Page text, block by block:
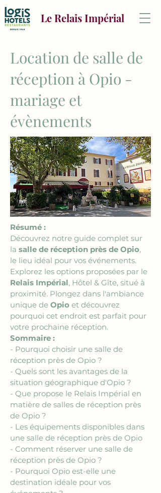
Le Relais Impérial
Location de salle de
réception à Opio -
mariage et
évènements
Résumé :
Découvrez notre guide complet sur
la salle de réception près de Opio,
le lieu idéal pour vos événements.
Explorez les options proposées par le
Relais Impérial, Hôtel & Gîte, situé à
proximité. Plongez dans l'ambiance
unique de Opio et découvrez
pourquoi cet endroit est parfait pour
votre prochaine réception.
Sommaire :
- Pourquoi choisir une salle de
réception près de Opio ?
- Quels sont les avantages de la
situation géographique d'Opio ?
- Que propose le Relais Impérial en
matière de salles de réception près
de Opio ?
- Les équipements disponibles dans
une salle de réception près de Opio
- Comment réserver une salle de
réception près de Opio ?
- Pourquoi Opio est-elle une
destination idéale pour vos